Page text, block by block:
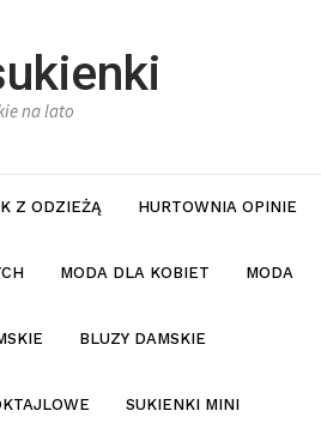
na lato
Z ODZIEŻĄ HURTOWNIA OPINIE
MODA DLA KOBIET MODA
BLUZY DAMSKIE
SUKIENKI MINI